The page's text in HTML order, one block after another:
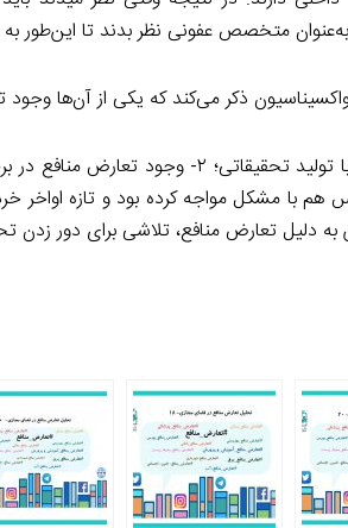
متخصص عفونی نظر بدند تا این‌طور
واکسیناسیون ذکر می‌کند که یکی از آن‌ها
هم با مشکل مواجه کرده بود و تازه
به دلیل تعارض منافع، تلاشی برای دور